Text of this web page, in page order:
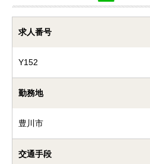
求人番号
Y152
勤務地
豊川市
交通手段